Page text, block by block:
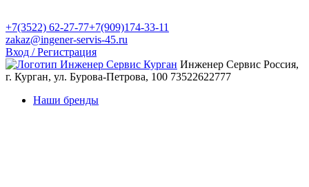
+7(3522) 62-27-77+7(909)174-33-11
zakaz@ingener-servis-45.ru
Вход / Регистрация
Инженер Сервис Россия,
г. Курган, ул. Бурова-Петрова, 100 73522622777
Наши бренды